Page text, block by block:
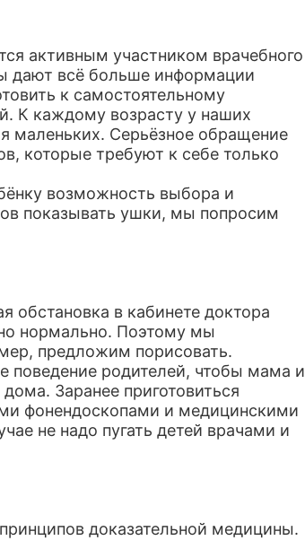
активным участником врачебного
дают всё больше информации
к самостоятельному
К каждому возрасту у наших
маленьких. Серьёзное обращение
которые требуют к себе только
возможность выбора и
показывать ушки, мы попросим
обстановка в кабинете доктора
нормально. Поэтому мы
предложим порисовать.
поведение родителей, чтобы мама и
Заранее приготовиться
фонендоскопами и медицинскими
не надо пугать детей врачами и
доказательной медицины.